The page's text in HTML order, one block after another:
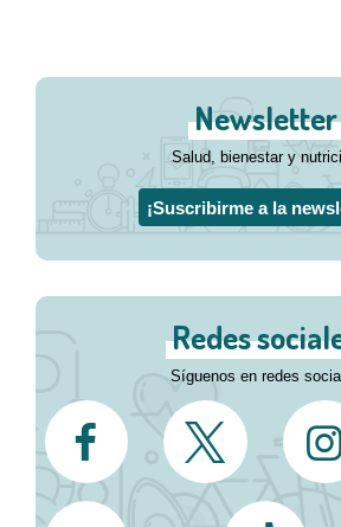
Newsletter
Salud, bienestar y
¡Suscribirme a la
Redes
Síguenos en redes